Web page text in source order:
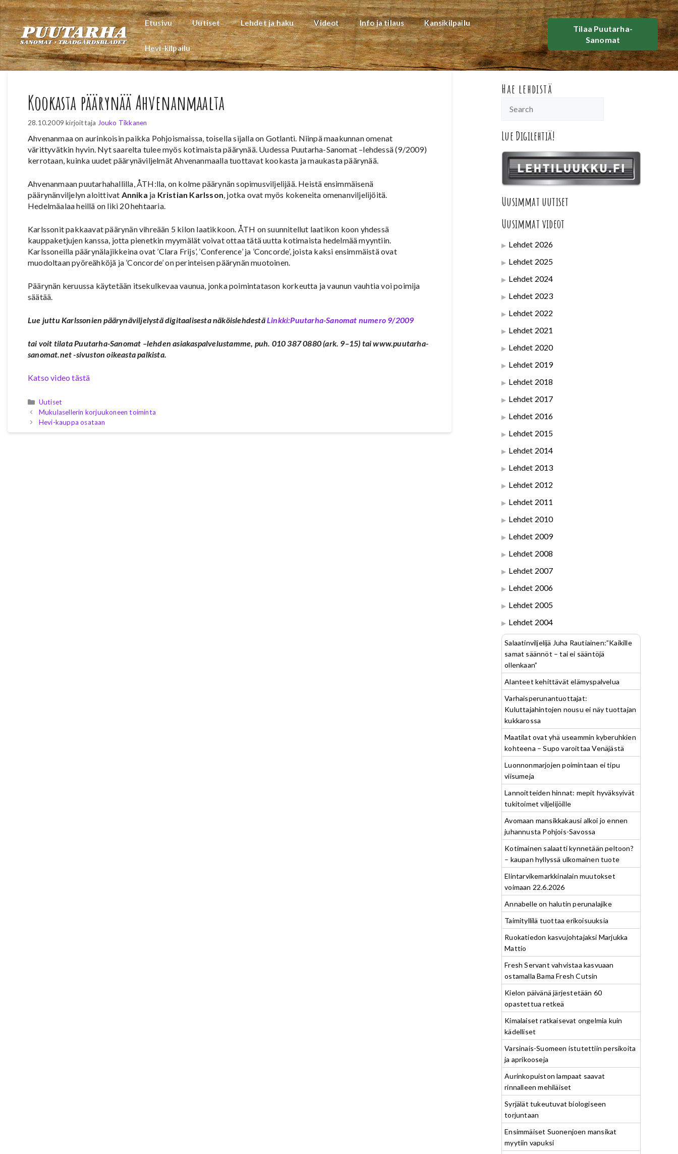
Siirry
sisältöön
Etusivu Uutiset Lehdet ja haku Videot Info ja tilaus Kansikilpailu
Hevi-kilpailu
Tilaa Puutarha-
Sanomat
Kookasta päärynää Ahvenanmaalta
28.10.2009 kirjoittaja Jouko Tikkanen
Ahvenanmaa on aurinkoisin paikka Pohjoismaissa, toisella sijalla on Gotlanti. Niinpä maakunnan omenat
värittyvätkin hyvin. Nyt saarelta tulee myös kotimaista päärynää. Uudessa Puutarha-Sanomat –lehdessä (9/2009)
kerrotaan, kuinka uudet päärynäviljelmät Ahvenanmaalla tuottavat kookasta ja maukasta päärynää.
Ahvenanmaan puutarhahallilla, ÅTH:lla, on kolme päärynän sopimusviljelijää. Heistä ensimmäisenä
päärynänviljelyn aloittivat Annika ja Kristian Karlsson , jotka ovat myös kokeneita omenanviljelijöitä.
Hedelmäalaa heillä on liki 20 hehtaaria.
Karlssonit pakkaavat päärynän vihreään 5 kilon laatikkoon. ÅTH on suunnitellut laatikon koon yhdessä
kauppaketjujen kanssa, jotta pienetkin myymälät voivat ottaa tätä uutta kotimaista hedelmää myyntiin.
Karlssoneilla päärynälajikkeina ovat ’Clara Frijs’, ’Conference’ ja ’Concorde’, joista kaksi ensimmäistä ovat
muodoltaan pyöreähköjä ja ’Concorde’ on perinteisen päärynän muotoinen.
Päärynän keruussa käytetään itsekulkevaa vaunua, jonka poimintatason korkeutta ja vaunun vauhtia voi poimija
säätää.
Lue juttu Karlssonien päärynäviljelystä digitaalisesta näköislehdestäLinkki:Puutarha-Sanomat numero 9/2009
tai voit tilata Puutarha-Sanomat –lehden asiakaspalvelustamme, puh. 010 387 0880 (ark. 9–15) tai www.puutarha-
sanomat.net -sivuston oikeasta palkista.
Katso video tästä
Kategoriat
Uutiset
Mukulasellerin korjuukoneen toiminta
Hevi-kauppa osataan
Hae lehdistä
Lue Digilehtiä!
Uusimmat uutiset
Uusimmat videot
Lehdet 2026
Lehdet 2025
Lehdet 2024
Lehdet 2023
Lehdet 2022
Lehdet 2021
Lehdet 2020
Lehdet 2019
Lehdet 2018
Lehdet 2017
Lehdet 2016
Lehdet 2015
Lehdet 2014
Lehdet 2013
Lehdet 2012
Lehdet 2011
Lehdet 2010
Lehdet 2009
Lehdet 2008
Lehdet 2007
Lehdet 2006
Lehdet 2005
Lehdet 2004
Salaatinviljelijä Juha Rautiainen:”Kaikille
samat säännöt – tai ei sääntöjä
ollenkaan”
Alanteet kehittävät elämyspalvelua
Varhaisperunantuottajat:
Kuluttajahintojen nousu ei näy tuottajan
kukkarossa
Maatilat ovat yhä useammin kyberuhkien
kohteena – Supo varoittaa Venäjästä
Luonnonmarjojen poimintaan ei tipu
viisumeja
Lannoitteiden hinnat: mepit hyväksyivät
tukitoimet viljelijöille
Avomaan mansikkakausi alkoi jo ennen
juhannusta Pohjois-Savossa
Kotimainen salaatti kynnetään peltoon?
– kaupan hyllyssä ulkomainen tuote
Elintarvikemarkkinalain muutokset
voimaan 22.6.2026
Annabelle on halutin perunalajike
Taimityllilä tuottaa erikoisuuksia
Ruokatiedon kasvujohtajaksi Marjukka
Mattio
Fresh Servant vahvistaa kasvuaan
ostamalla Bama Fresh Cutsin
Kielon päivänä järjestetään 60
opastettua retkeä
Kimalaiset ratkaisevat ongelmia kuin
kädelliset
Varsinais-Suomeen istutettiin persikoita
ja aprikooseja
Aurinkopuiston lampaat saavat
rinnalleen mehiläiset
Syrjälät tukeutuvat biologiseen
torjuntaan
Ensimmäiset Suonenjoen mansikat
myytiin vapuksi